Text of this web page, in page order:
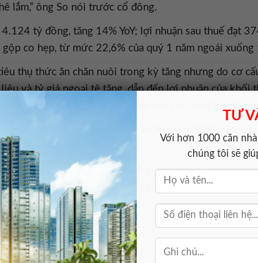
TƯ
Với hơn 1000 căn
chúng tôi sẽ
lắm,” ông So nói trước cổ đông.
tỷ đồng, tăng 14% YoY; lợi nhuận sau thuế đạt
co hẹp, từ mức 22,6% của quý 1 năm ngoái xuống
thụ thức ăn chăn nuôi trong kỳ tăng nhưng do cơ
và tỷ giá ngoại tệ tăng, dẫn đến lợi nhuận của khối
năm trước dẫn đến lợi nhuận của các công ty chăn
đồng/cp – thấp nhất kể từ tháng 4/2025. So với
Việt Nam, Chủ tịch Dabaco Nguyễn Như So, tin tức
#nhận #cổ #tức #bằng #tiền #mặt #và #cổ